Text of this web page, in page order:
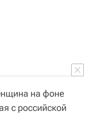
на фоне
с российской